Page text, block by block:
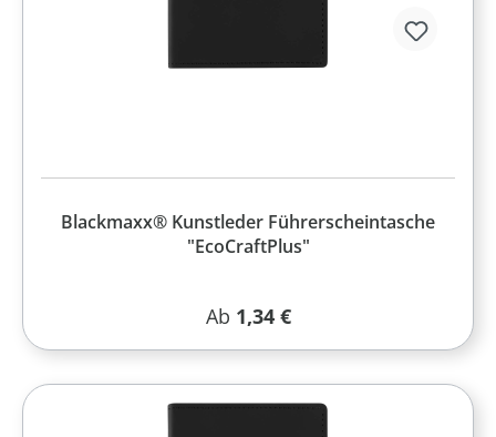
Blackmaxx® Kunstleder Führerscheintasche
"EcoCraftPlus"
Regulärer Preis:
Ab 1,34 €